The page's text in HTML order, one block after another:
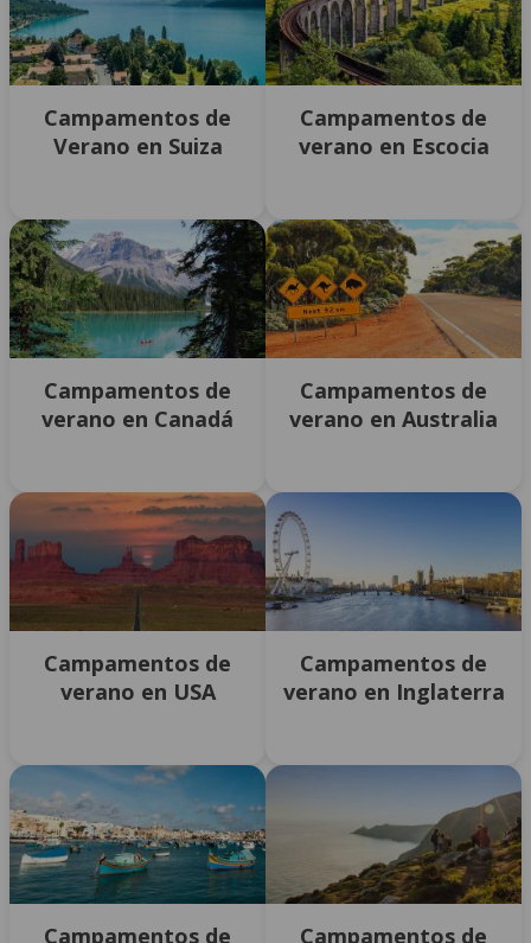
Campamentos de
Verano en Suiza
Campamentos de
verano en Escocia
Campamentos de
verano en Canadá
Campamentos de
verano en Australia
Campamentos de
verano en USA
Campamentos de
verano en Inglaterra
Campamentos de Campamentos de